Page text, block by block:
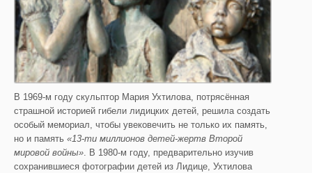
В 1969-м году скульптор Мария Ухтилова, потрясённая
страшной историей гибели лидицких детей, решила создать
особый мемориал, чтобы увековечить не только их память,
но и память «13-ти миллионов детей-жертв Второй
мировой войны». В 1980-м году, предварительно изучив
сохранившиеся фотографии детей из Лидице, Ухтилова